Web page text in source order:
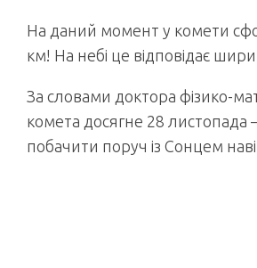
На даний момент у комети
км! На небі це відповідає
За словами доктора фізико-
комета досягне 28 листопада
побачити поруч із Сонцем